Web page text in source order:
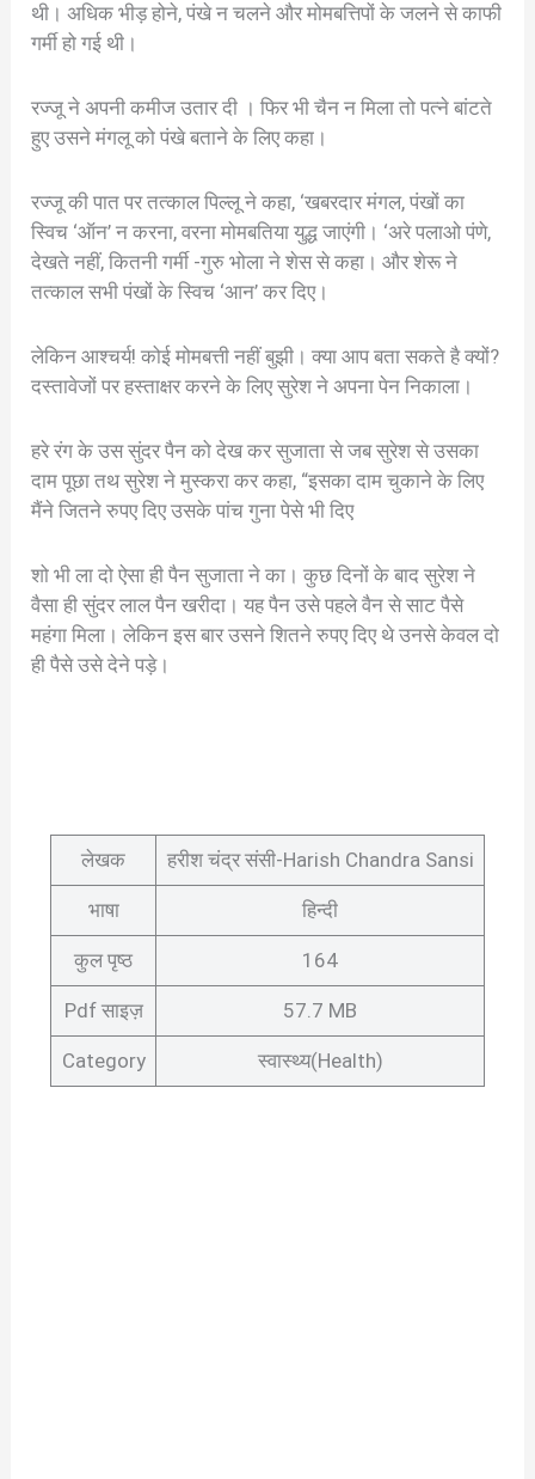
थी। अधिक भीड़ होने, पंखे न चलने और मोमबत्तिपों के जलने से काफी
गर्मी हो गई थी।
रज्जू ने अपनी कमीज उतार दी । फिर भी चैन न मिला तो पत्ने बांटते
हुए उसने मंगलू को पंखे बताने के लिए कहा।
रज्जू की पात पर तत्काल पिल्लू ने कहा, ‘खबरदार मंगल, पंखों का
स्विच ‘ऑन’ न करना, वरना मोमबतिया युद्ध जाएंगी। ‘अरे पलाओ पंणे,
देखते नहीं, कितनी गर्मी -गुरु भोला ने शेस से कहा। और शेरू ने
तत्काल सभी पंखों के स्विच ‘आन’ कर दिए।
लेकिन आश्चर्य! कोई मोमबत्ती नहीं बुझी। क्या आप बता सकते है क्यों?
दस्तावेजों पर हस्ताक्षर करने के लिए सुरेश ने अपना पेन निकाला।
हरे रंग के उस सुंदर पैन को देख कर सुजाता से जब सुरेश से उसका
दाम पूछा तथ सुरेश ने मुस्करा कर कहा, “इसका दाम चुकाने के लिए
मैंने जितने रुपए दिए उसके पांच गुना पेसे भी दिए
शो भी ला दो ऐसा ही पैन सुजाता ने का। कुछ दिनों के बाद सुरेश ने
वैसा ही सुंदर लाल पैन खरीदा। यह पैन उसे पहले वैन से साट पैसे
महंगा मिला। लेकिन इस बार उसने शितने रुपए दिए थे उनसे केवल दो
ही पैसे उसे देने पड़े।
लेखक हरीश चंद्र संसी-Harish Chandra Sansi
भाषा हिन्दी
कुल पृष्ठ 164
Pdf साइज़ 57.7 MB
Category स्वास्थ्य(Health)